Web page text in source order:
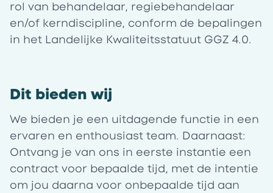
rol van behandelaar, regiebehandelaar
en/of kerndiscipline, conform de bepalingen
in het Landelijke Kwaliteitsstatuut GGZ 4.0.
Dit bieden wij
We bieden je een uitdagende functie in een
ervaren en enthousiast team. Daarnaast:
Ontvang je van ons in eerste instantie een
contract voor bepaalde tijd, met de intentie
om jou daarna voor onbepaalde tijd aan